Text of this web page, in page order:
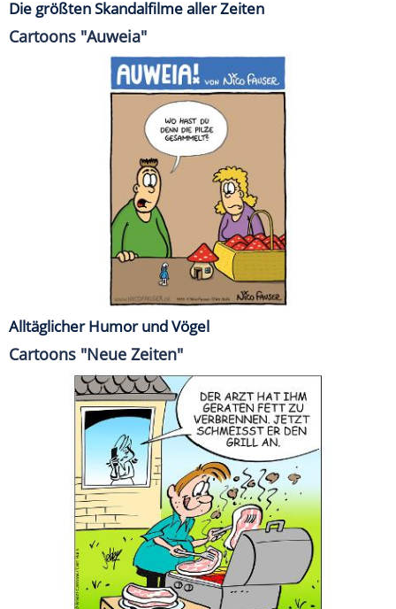
Die größten Skandalfilme aller Zeiten
Cartoons "Auweia"
Alltäglicher Humor und Vögel
Cartoons "Neue Zeiten"